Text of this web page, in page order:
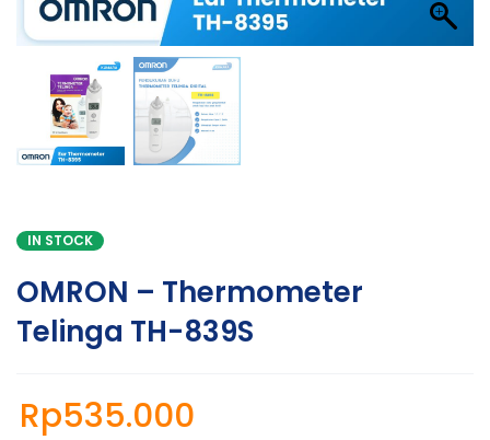
IN STOCK
OMRON – Thermometer
Telinga TH-839S
Rp535.000